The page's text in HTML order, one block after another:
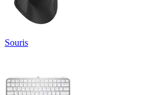
Souris